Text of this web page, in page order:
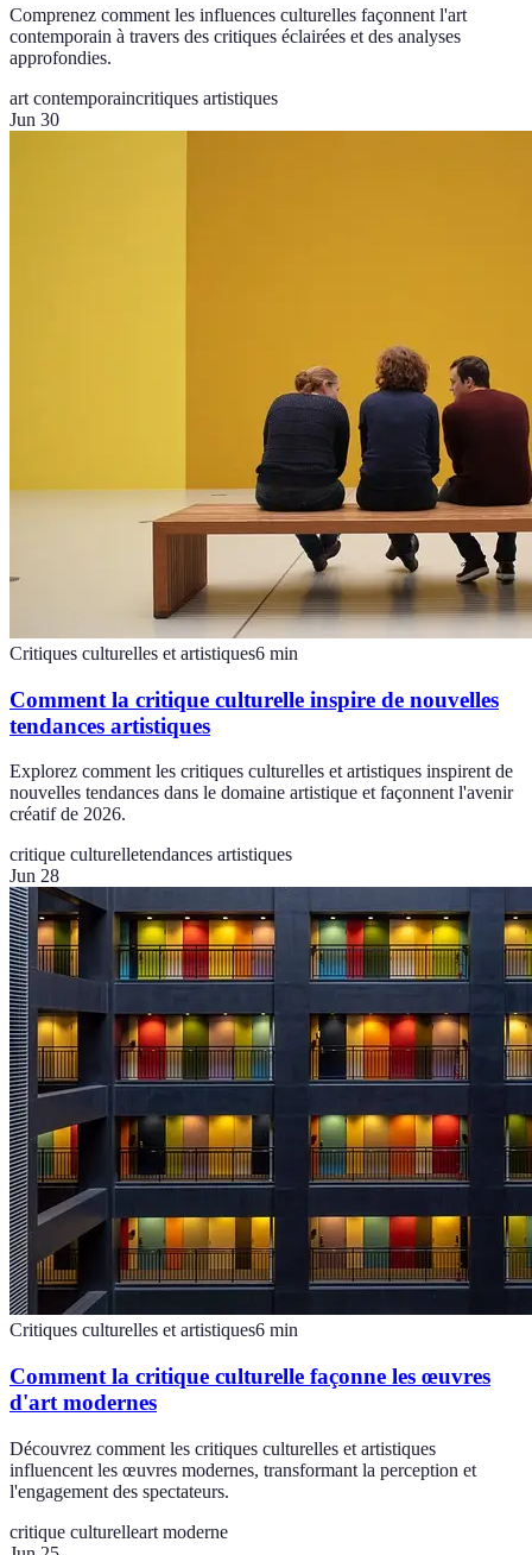
Comprenez comment les influences culturelles façonnent l'art
contemporain à travers des critiques éclairées et des analyses
approfondies.
art contemporaincritiques artistiques
Jun 30
Critiques culturelles et artistiques6 min
Comment la critique culturelle inspire de nouvelles
tendances artistiques
Explorez comment les critiques culturelles et artistiques inspirent de
nouvelles tendances dans le domaine artistique et façonnent l'avenir
créatif de 2026.
critique culturelletendances artistiques
Jun 28
Critiques culturelles et artistiques6 min
Comment la critique culturelle façonne les œuvres
d'art modernes
Découvrez comment les critiques culturelles et artistiques
influencent les œuvres modernes, transformant la perception et
l'engagement des spectateurs.
critique culturelleart moderne